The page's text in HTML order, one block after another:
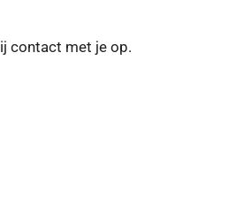
contact met je op.